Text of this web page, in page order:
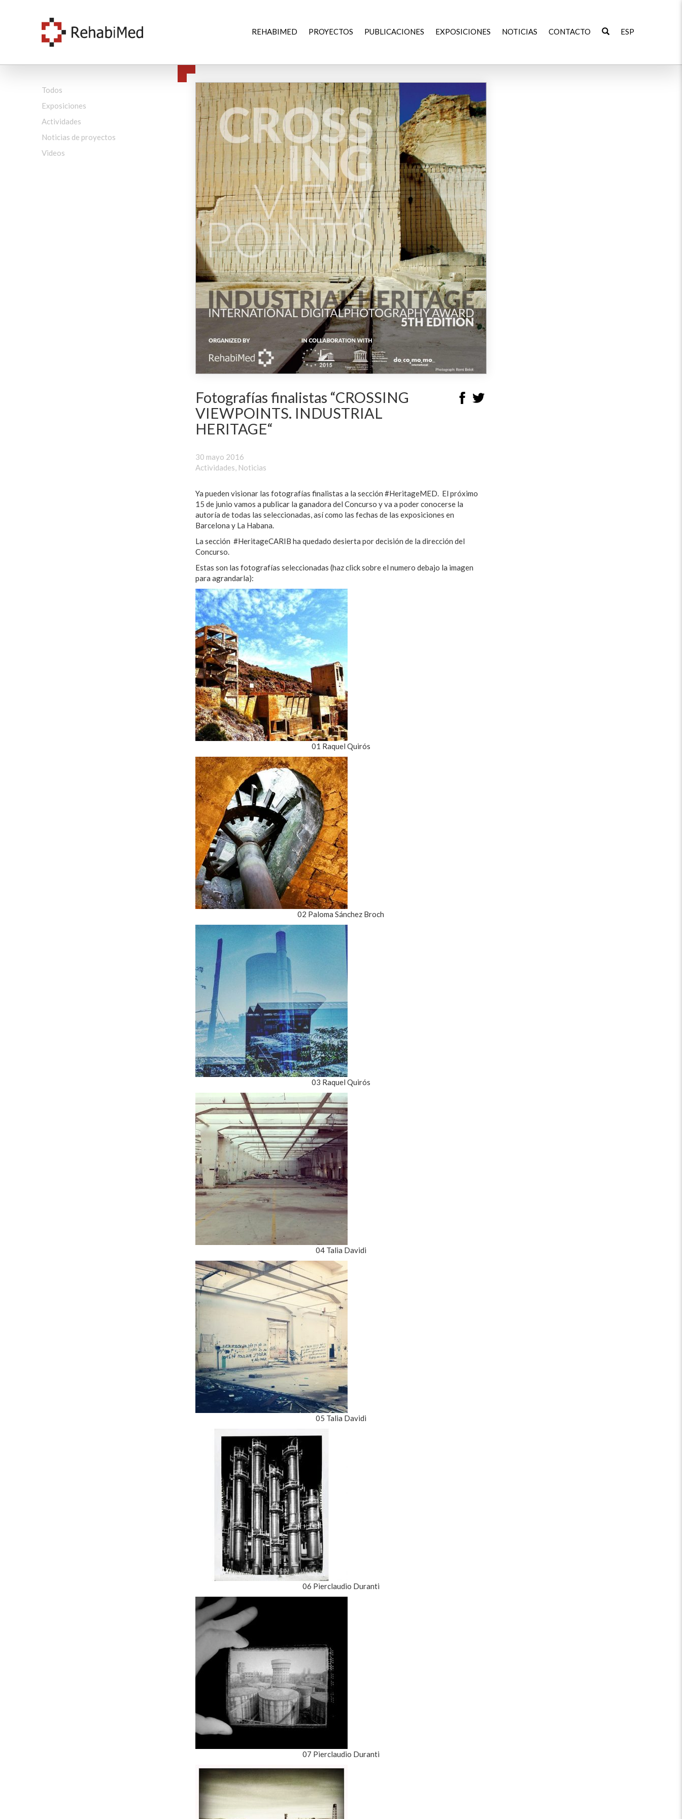
REHABIMED PROYECTOS PUBLICACIONES EXPOSICIONES NOTICIAS CONTACTO ESP
Todos
Exposiciones
Actividades
Noticias de proyectos
Videos
Fotografías finalistas “CROSSING
VIEWPOINTS. INDUSTRIAL
HERITAGE“
30 mayo 2016
Actividades, Noticias
Ya pueden visionar las fotografías finalistas a la sección #HeritageMED. El próximo
15 de junio vamos a publicar la ganadora del Concurso y va a poder conocerse la
autoría de todas las seleccionadas, así como las fechas de las exposiciones en
Barcelona y La Habana.
La sección #HeritageCARIB ha quedado desierta por decisión de la dirección del
Concurso.
Estas son las fotografías seleccionadas (haz click sobre el numero debajo la imagen
para agrandarla):
01 Raquel Quirós
02 Paloma Sánchez Broch
03 Raquel Quirós
04 Talia Davidi
05 Talia Davidi
06 Pierclaudio Duranti
07 Pierclaudio Duranti